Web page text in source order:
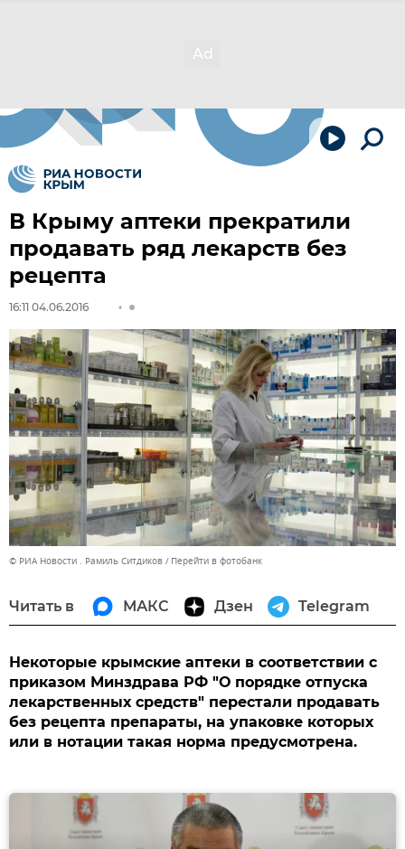
В Крыму аптеки прекратили
продавать ряд лекарств без
рецепта
16:11 04.06.2016
© РИА Новости . Рамиль Ситдиков Перейти в фотобанк
Читать в МАКС Дзен Telegram
Некоторые крымские аптеки в соответствии с
приказом Минздрава РФ "О порядке отпуска
лекарственных средств" перестали продавать
без рецепта препараты, на упаковке которых
или в нотации такая норма предусмотрена.